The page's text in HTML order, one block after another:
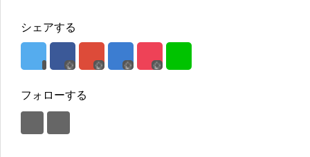
シェアする
フォローする